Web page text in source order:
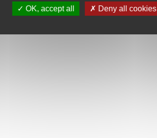
OK, accept all Deny all cookies